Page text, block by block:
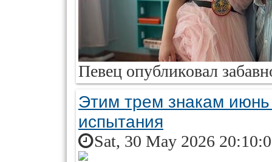
Певец опубликовал
Этим трем знакам
испытания
Sat, 30 May 2026